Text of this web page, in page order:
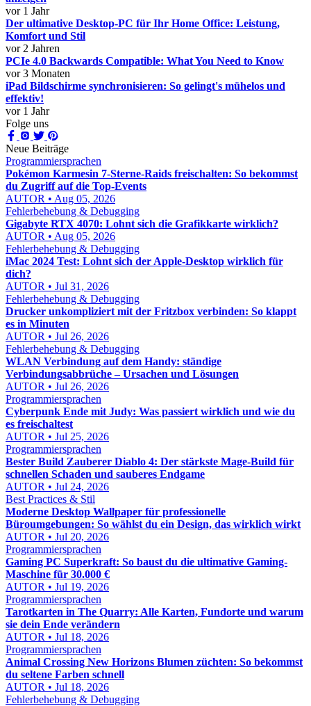
vor 1 Jahr
Der ultimative Desktop-PC für Ihr Home Office: Leistung,
Komfort und Stil
vor 2 Jahren
PCIe 4.0 Backwards Compatible: What You Need to Know
vor 3 Monaten
iPad Bildschirme synchronisieren: So gelingt's mühelos und
effektiv!
vor 1 Jahr
Folge uns
Neue Beiträge
Programmiersprachen
Pokémon Karmesin 7-Sterne-Raids freischalten: So bekommst
du Zugriff auf die Top-Events
AUTOR • Aug 05, 2026
Fehlerbehebung & Debugging
Gigabyte RTX 4070: Lohnt sich die Grafikkarte wirklich?
AUTOR • Aug 05, 2026
Fehlerbehebung & Debugging
iMac 2024 Test: Lohnt sich der Apple-Desktop wirklich für
dich?
AUTOR • Jul 31, 2026
Fehlerbehebung & Debugging
Drucker unkompliziert mit der Fritzbox verbinden: So klappt
es in Minuten
AUTOR • Jul 26, 2026
Fehlerbehebung & Debugging
WLAN Verbindung auf dem Handy: ständige
Verbindungsabbrüche – Ursachen und Lösungen
AUTOR • Jul 26, 2026
Programmiersprachen
Cyberpunk Ende mit Judy: Was passiert wirklich und wie du
es freischaltest
AUTOR • Jul 25, 2026
Programmiersprachen
Bester Build Zauberer Diablo 4: Der stärkste Mage-Build für
schnellen Schaden und sauberes Endgame
AUTOR • Jul 24, 2026
Best Practices & Stil
Moderne Desktop Wallpaper für professionelle
Büroumgebungen: So wählst du ein Design, das wirklich wirkt
AUTOR • Jul 20, 2026
Programmiersprachen
Gaming PC Superkraft: So baust du die ultimative Gaming-
Maschine für 30.000 €
AUTOR • Jul 19, 2026
Programmiersprachen
Tarotkarten in The Quarry: Alle Karten, Fundorte und warum
sie dein Ende verändern
AUTOR • Jul 18, 2026
Programmiersprachen
Animal Crossing New Horizons Blumen züchten: So bekommst
du seltene Farben schnell
AUTOR • Jul 18, 2026
Fehlerbehebung & Debugging